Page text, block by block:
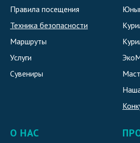
Правила посещения
Техника безопасности
Маршруты
Услуги
Сувениры
О НАС